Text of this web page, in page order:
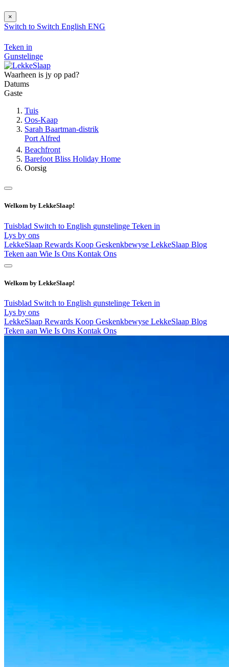
×
Switch to Switch English ENG
Teken in
Gunstelinge
Waarheen is jy op pad?
Datums
Gaste
Tuis
Oos-Kaap
Sarah Baartman-distrik
Port Alfred
Beachfront
Barefoot Bliss Holiday Home
Oorsig
Welkom by LekkeSlaap!
Tuisblad Switch to English gunstelinge Teken in
Lys by ons
LekkeSlaap Rewards Koop Geskenkbewyse LekkeSlaap Blog
Teken aan Wie Is Ons Kontak Ons
Welkom by LekkeSlaap!
Tuisblad Switch to English gunstelinge Teken in
Lys by ons
LekkeSlaap Rewards Koop Geskenkbewyse LekkeSlaap Blog
Teken aan Wie Is Ons Kontak Ons